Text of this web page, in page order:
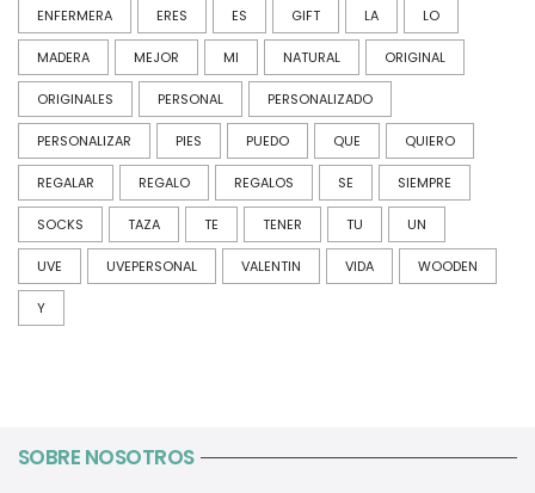
ENFERMERA ERES ES GIFT LA LO
MADERA MEJOR MI NATURAL ORIGINAL
ORIGINALES PERSONAL PERSONALIZADO
PERSONALIZAR PIES PUEDO QUE QUIERO
REGALAR REGALO REGALOS SE SIEMPRE
SOCKS TAZA TE TENER TU UN
UVE UVEPERSONAL VALENTIN VIDA WOODEN
Y
SOBRE NOSOTROS